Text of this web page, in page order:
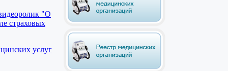
"О
страховых
услуг